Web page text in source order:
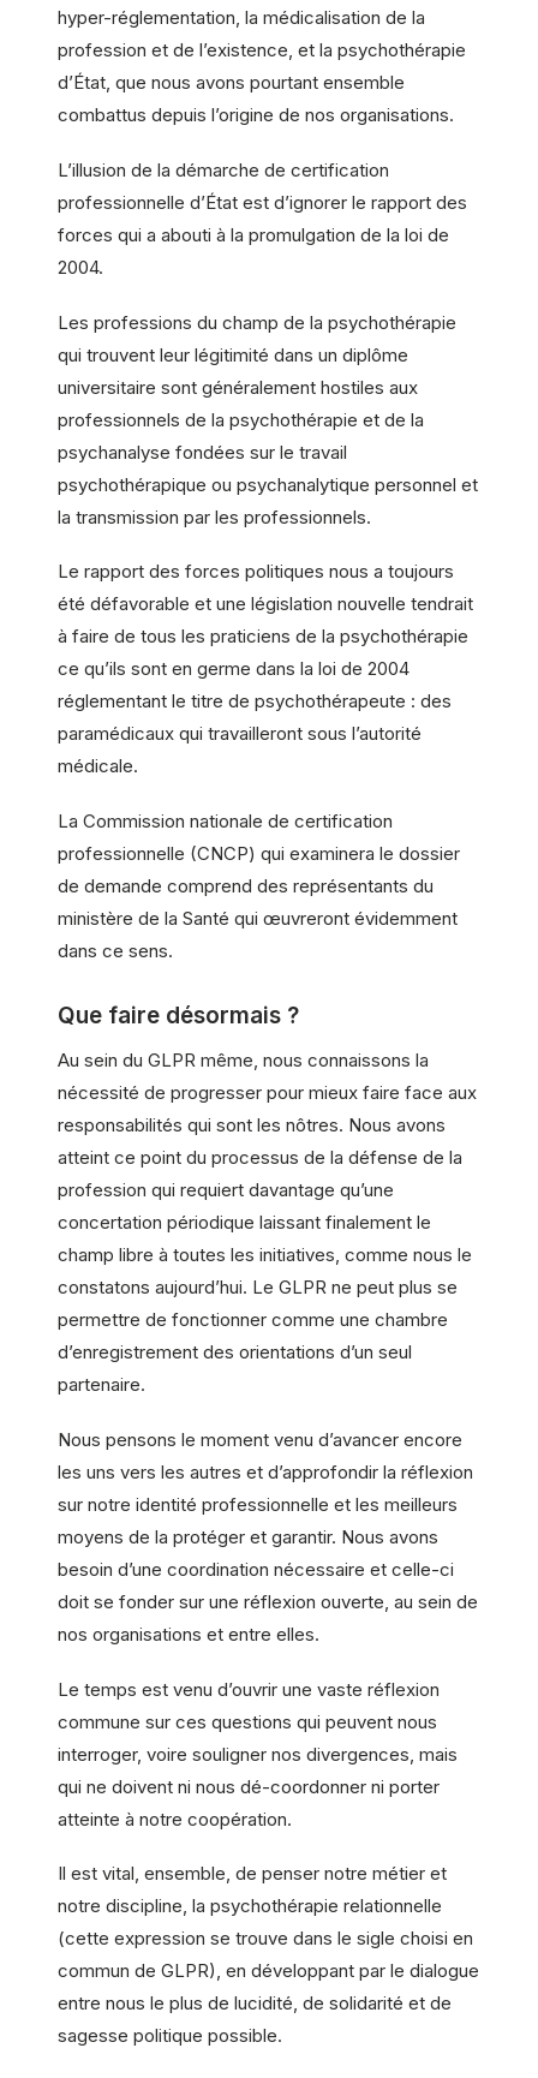
hyper-réglementation, la médicalisation de la
profession et de l’existence, et la psychothérapie
d’État, que nous avons pourtant ensemble
combattus depuis l’origine de nos organisations.
L’illusion de la démarche de certification
professionnelle d’État est d’ignorer le rapport des
forces qui a abouti à la promulgation de la loi de
2004.
Les professions du champ de la psychothérapie
qui trouvent leur légitimité dans un diplôme
universitaire sont généralement hostiles aux
professionnels de la psychothérapie et de la
psychanalyse fondées sur le travail
psychothérapique ou psychanalytique personnel et
la transmission par les professionnels.
Le rapport des forces politiques nous a toujours
été défavorable et une législation nouvelle tendrait
à faire de tous les praticiens de la psychothérapie
ce qu’ils sont en germe dans la loi de 2004
réglementant le titre de psychothérapeute : des
paramédicaux qui travailleront sous l’autorité
médicale.
La Commission nationale de certification
professionnelle (CNCP) qui examinera le dossier
de demande comprend des représentants du
ministère de la Santé qui œuvreront évidemment
dans ce sens.
Que faire désormais ?
Au sein du GLPR même, nous connaissons la
nécessité de progresser pour mieux faire face aux
responsabilités qui sont les nôtres. Nous avons
atteint ce point du processus de la défense de la
profession qui requiert davantage qu’une
concertation périodique laissant finalement le
champ libre à toutes les initiatives, comme nous le
constatons aujourd’hui. Le GLPR ne peut plus se
permettre de fonctionner comme une chambre
d’enregistrement des orientations d’un seul
partenaire.
Nous pensons le moment venu d’avancer encore
les uns vers les autres et d’approfondir la réflexion
sur notre identité professionnelle et les meilleurs
moyens de la protéger et garantir. Nous avons
besoin d’une coordination nécessaire et celle-ci
doit se fonder sur une réflexion ouverte, au sein de
nos organisations et entre elles.
Le temps est venu d’ouvrir une vaste réflexion
commune sur ces questions qui peuvent nous
interroger, voire souligner nos divergences, mais
qui ne doivent ni nous dé-coordonner ni porter
atteinte à notre coopération.
Il est vital, ensemble, de penser notre métier et
notre discipline, la psychothérapie relationnelle
(cette expression se trouve dans le sigle choisi en
commun de GLPR), en développant par le dialogue
entre nous le plus de lucidité, de solidarité et de
sagesse politique possible.